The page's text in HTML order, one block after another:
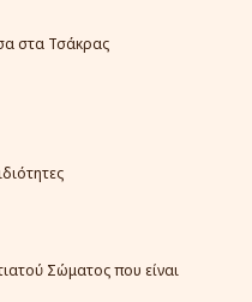
στα Τσάκρας
Σώματος που είναι